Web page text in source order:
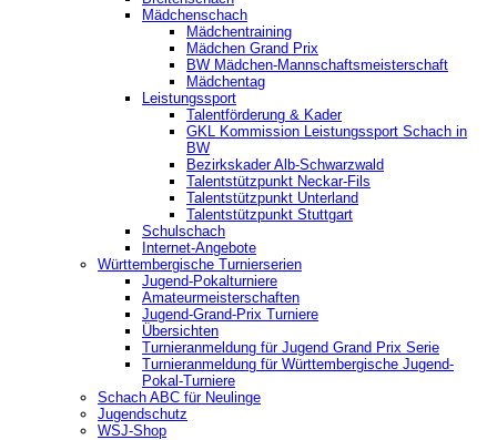
Mädchenschach
Mädchentraining
Mädchen Grand Prix
BW Mädchen-Mannschaftsmeisterschaft
Mädchentag
Leistungssport
Talentförderung & Kader
GKL Kommission Leistungssport Schach in
BW
Bezirkskader Alb-Schwarzwald
Talentstützpunkt Neckar-Fils
Talentstützpunkt Unterland
Talentstützpunkt Stuttgart
Schulschach
Internet-Angebote
Württembergische Turnierserien
Jugend-Pokalturniere
Amateurmeisterschaften
Jugend-Grand-Prix Turniere
Übersichten
Turnieranmeldung für Jugend Grand Prix Serie
Turnieranmeldung für Württembergische Jugend-
Pokal-Turniere
Schach ABC für Neulinge
Jugendschutz
WSJ-Shop